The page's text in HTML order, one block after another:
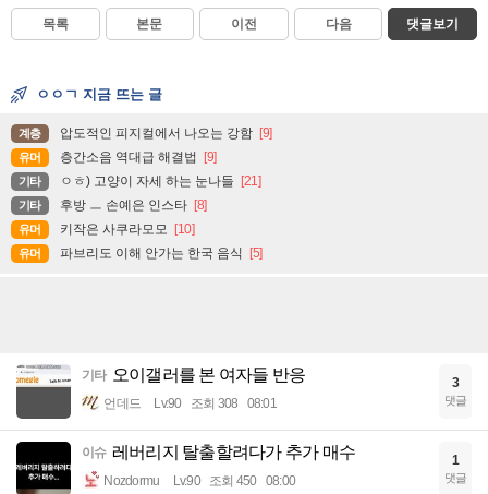
목록 본문 이전 다음 댓글보기
ㅇㅇㄱ 지금 뜨는 글
계층 압도적인 피지컬에서 나오는 강함 [9]
유머 층간소음 역대급 해결법 [9]
기타 ㅇㅎ) 고양이 자세 하는 눈나들 [21]
기타 후방 ㅡ 손예은 인스타 [8]
유머 키작은 사쿠라모모 [10]
유머 파브리도 이해 안가는 한국 음식 [5]
기타 오이갤러를 본 여자들 반응
언데드 Lv.90 조회 308 08:01
3
댓글
이슈 레버리지 탈출할려다가 추가 매수
Nozdormu Lv.90 조회 450 08:00
1
댓글